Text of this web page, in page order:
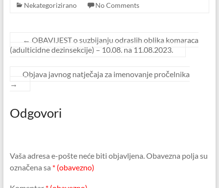
Nekategorizirano
No Comments
← OBAVIJEST o suzbijanju odraslih oblika komaraca
(adulticidne dezinsekcije) – 10.08. na 11.08.2023.
Objava javnog natječaja za imenovanje pročelnika
→
Odgovori
Vaša adresa e-pošte neće biti objavljena.Obavezna polja su
označena sa * (obavezno)